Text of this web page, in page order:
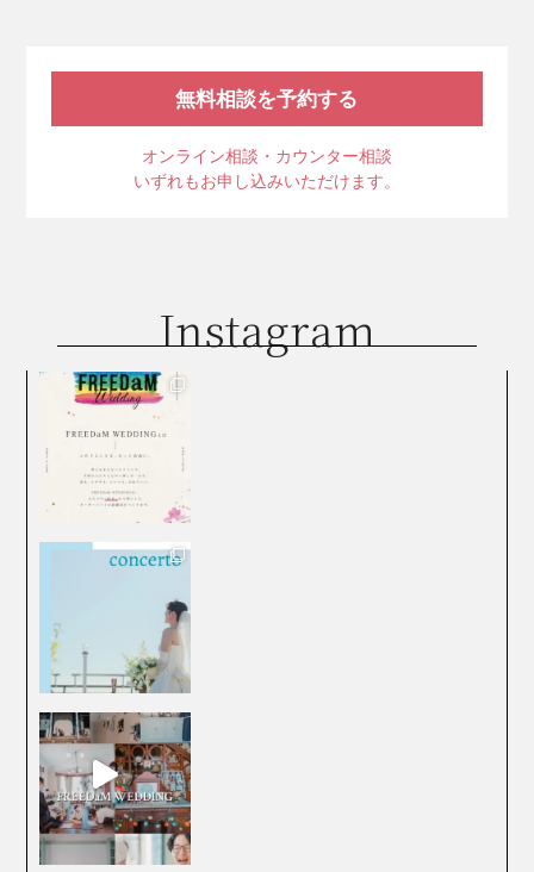
無料相談を予約する
オンライン相談・カウンター相談
いずれもお申し込みいただけます。
Instagram